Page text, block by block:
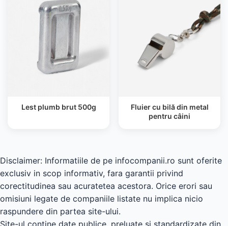
Lest plumb brut 500g
Fluier cu bilă din metal
pentru câini
Disclaimer: Informatiile de pe infocompanii.ro sunt oferite
exclusiv in scop informativ, fara garantii privind
corectitudinea sau acuratetea acestora. Orice erori sau
omisiuni legate de companiile listate nu implica nicio
raspundere din partea site-ului.
Site-ul contine date publice, preluate si standardizate din